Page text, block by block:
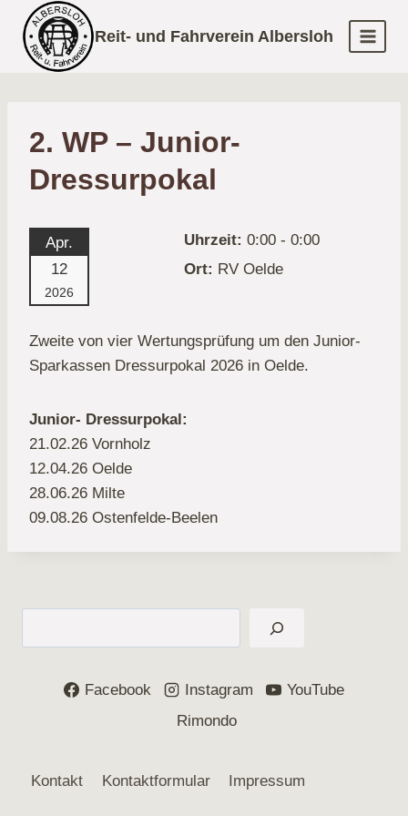
Inhalt
springen
Reit- und Fahrverein Albersloh
2. WP – Junior-
Dressurpokal
Apr.
12
2026
Uhrzeit: 0:00 - 0:00
Ort: RV Oelde
Zweite von vier Wertungsprüfung um den Junior-
Sparkassen Dressurpokal 2026 in Oelde.
Junior- Dressurpokal:
21.02.26 Vornholz
12.04.26 Oelde
28.06.26 Milte
09.08.26 Ostenfelde-Beelen
Facebook Instagram
YouTube
Rimondo
Kontakt Kontaktformular Impressum